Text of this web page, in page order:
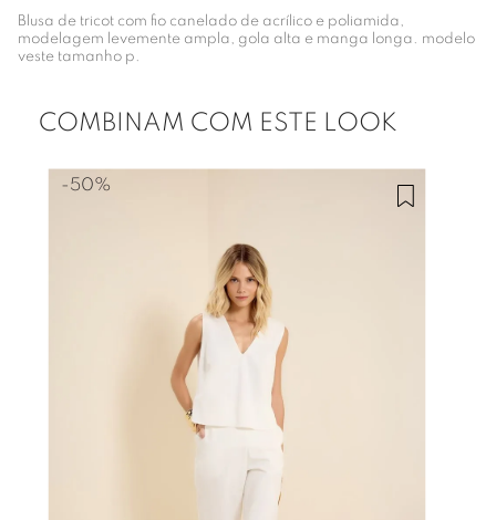
Blusa de tricot com fio canelado de acrílico e poliamida,
modelagem levemente ampla, gola alta e manga longa. modelo
veste tamanho p.
COMBINAM COM ESTE LOOK
-50%